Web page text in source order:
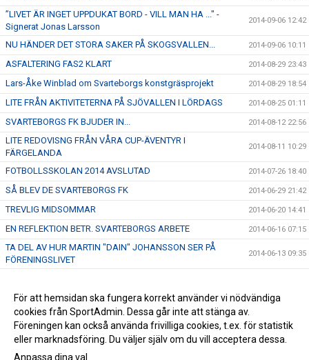
”LIVET ÄR INGET UPPDUKAT BORD - VILL MAN HA ..." -
Signerat Jonas Larsson
2014-09-06 12:42
NU HÄNDER DET STORA SAKER PÅ SKOGSVALLEN... 2014-09-06 10:11
ASFALTERING FAS2 KLART 2014-08-29 23:43
Lars-Åke Winblad om Svarteborgs konstgräsprojekt 2014-08-29 18:54
LITE FRÅN AKTIVITETERNA PÅ SJÖVALLEN I LÖRDAGS 2014-08-25 01:11
SVARTEBORGS FK BJUDER IN... 2014-08-12 22:56
LITE REDOVISNG FRÅN VÅRA CUP-ÄVENTYR I
FÄRGELANDA
2014-08-11 10:29
FOTBOLLSSKOLAN 2014 AVSLUTAD 2014-07-26 18:40
SÅ BLEV DE SVARTEBORGS FK 2014-06-29 21:42
TREVLIG MIDSOMMAR 2014-06-20 14:41
EN REFLEKTION BETR. SVARTEBORGS ARBETE 2014-06-16 07:15
TA DEL AV HUR MARTIN "DAIN" JOHANSSON SER PÅ
FÖRENINGSLIVET
2014-06-13 09:35
HÅLL UTKIK! 2014-06-06 21:40
LYCKAD INVIGNING AV SPARPLAN 2014-04-30 11:34
För att hemsidan ska fungera korrekt använder vi nödvändiga
cookies från SportAdmin. Dessa går inte att stänga av.
Föreningen kan också använda frivilliga cookies, t.ex. för statistik
eller marknadsföring. Du väljer själv om du vill acceptera dessa.
Anpassa dina val